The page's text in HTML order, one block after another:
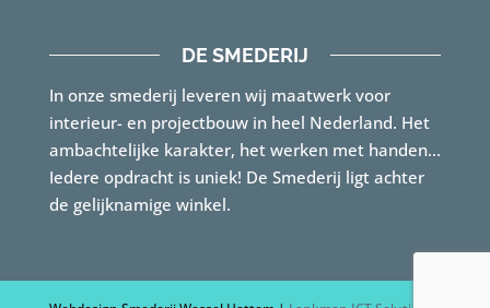
DE SMEDERIJ
In onze smederij leveren wij maatwerk voor
interieur- en projectbouw in heel Nederland. Het
ambachtelijke karakter, het werken met handen…
Iedere opdracht is uniek! De Smederij ligt achter
de gelijknamige winkel.